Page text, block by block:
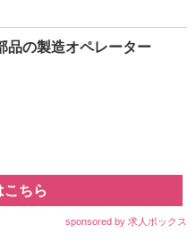
品の製造オペレーター
こちら
sponsored by 求人ボックス